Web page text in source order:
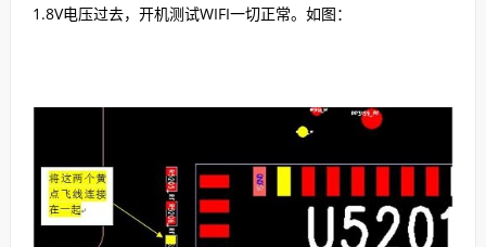
1.8V电压过去，开机测试WIFI一切正常。如图：